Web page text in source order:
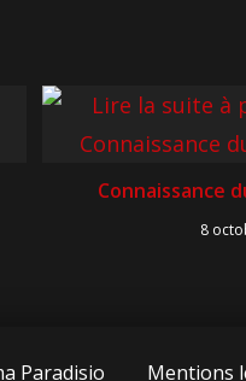
Connaissance
8
Paradisio Mentions